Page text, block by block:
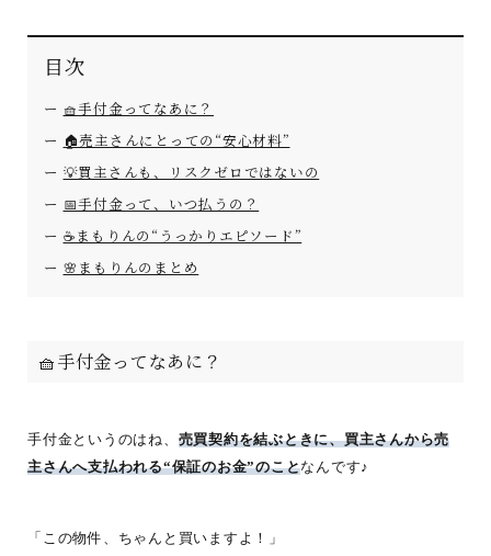
目次
🧺手付金ってなあに？
🏠売主さんにとっての“安心材料”
💡買主さんも、リスクゼロではないの
📅手付金って、いつ払うの？
☕まもりんの“うっかりエピソード”
🌸まもりんのまとめ
🧺手付金ってなあに？
手付金というのはね、 売買契約を結ぶときに、買主さんから売
主さんへ支払われる“保証のお金”のことなんです♪
「この物件、ちゃんと買いますよ！」